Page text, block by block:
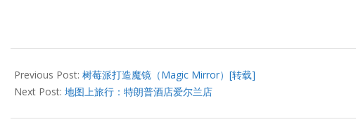
01-
03
Previous Post: 树莓派打造魔镜（Magic Mirror）[转载]
Next Post: 地图上旅行：特朗普酒店爱尔兰店